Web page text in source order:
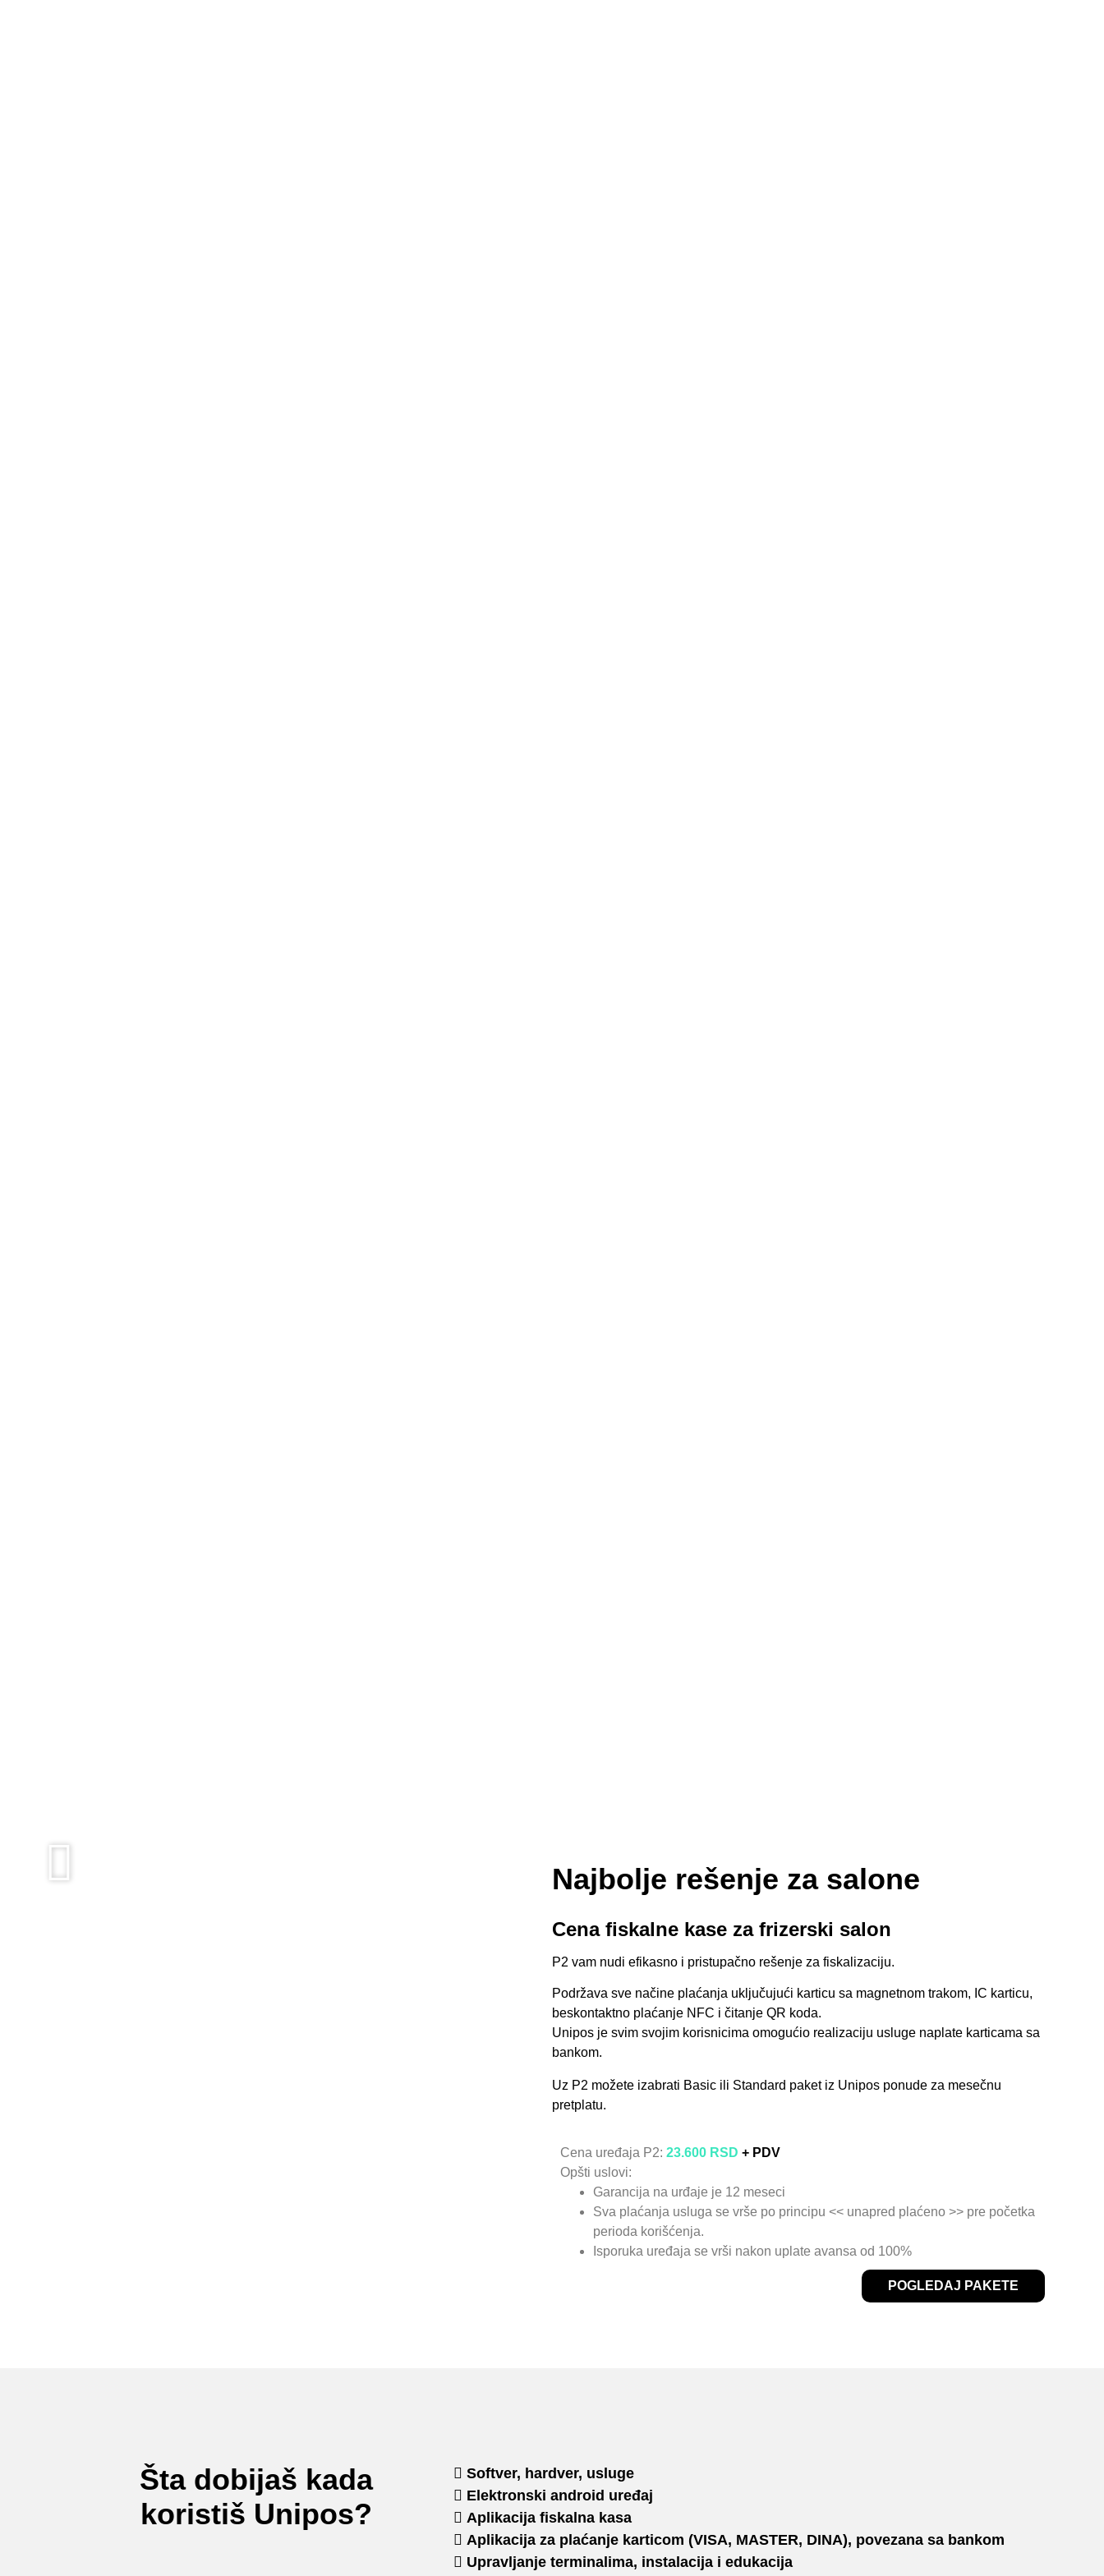
Najbolje rešenje za salone
Cena fiskalne kase za frizerski salon
P2 vam nudi efikasno i pristupačno rešenje za fiskalizaciju.
Podržava sve načine plaćanja uključujući karticu sa magnetnom trakom, IC karticu,
beskontaktno plaćanje NFC i čitanje QR koda.
Unipos je svim svojim korisnicima omogućio realizaciju usluge naplate karticama sa
bankom.
Uz P2 možete izabrati Basic ili Standard paket iz Unipos ponude za mesečnu
pretplatu.
Cena uređaja P2: 23.600 RSD + PDV
Opšti uslovi:
Garancija na urđaje je 12 meseci
Sva plaćanja usluga se vrše po principu << unapred plaćeno >> pre početka
perioda korišćenja.
Isporuka uređaja se vrši nakon uplate avansa od 100%
POGLEDAJ PAKETE
Šta dobijaš kada
koristiš Unipos?
Softver, hardver, usluge
Elektronski android uređaj
Aplikacija fiskalna kasa
Aplikacija za plaćanje karticom (VISA, MASTER, DINA), povezana sa bankom
Upravljanje terminalima, instalacija i edukacija